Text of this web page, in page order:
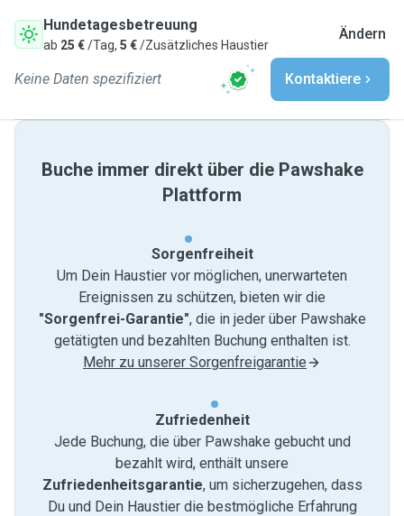
Hundetagesbetreuung
ab 25 €/Tag, 5 €/Zusätzliches Haustier
Ändern
Keine Daten spezifiziert Kontaktiere
Buche immer direkt über die Pawshake
Plattform
Sorgenfreiheit
Um Dein Haustier vor möglichen, unerwarteten
Ereignissen zu schützen, bieten wir die
"Sorgenfrei-Garantie", die in jeder über Pawshake
getätigten und bezahlten Buchung enthalten ist.
Mehr zu unserer Sorgenfreigarantie
Zufriedenheit
Jede Buchung, die über Pawshake gebucht und
bezahlt wird, enthält unsere
Zufriedenheitsgarantie, um sicherzugehen, dass
Du und Dein Haustier die bestmögliche Erfahrung